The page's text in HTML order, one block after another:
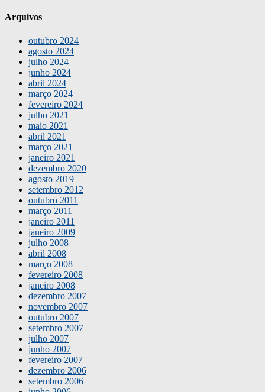
Arquivos
outubro 2024
agosto 2024
julho 2024
junho 2024
abril 2024
março 2024
fevereiro 2024
julho 2021
maio 2021
abril 2021
março 2021
janeiro 2021
dezembro 2020
agosto 2019
setembro 2012
outubro 2011
março 2011
janeiro 2011
janeiro 2009
julho 2008
abril 2008
março 2008
fevereiro 2008
janeiro 2008
dezembro 2007
novembro 2007
outubro 2007
setembro 2007
julho 2007
junho 2007
fevereiro 2007
dezembro 2006
setembro 2006